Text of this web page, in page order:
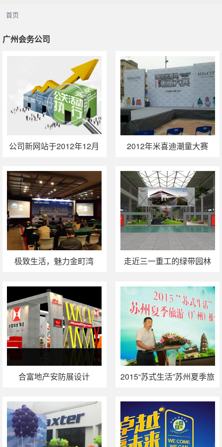
首页
广州会务公司
广州公关活动策划
公司新网站于2012年12月
2012年米喜迪潮童大赛
极致生活，魅力金町湾
会
走近三一重工的绿带园林
合富地产安防展设计
2015“苏式生活”苏州夏季旅